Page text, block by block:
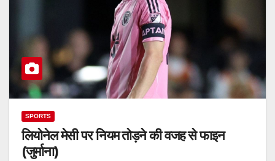
SPORTS
लियोनेल मेसी पर नियम तोड़ने की वजह से फाइन
(जुर्माना)